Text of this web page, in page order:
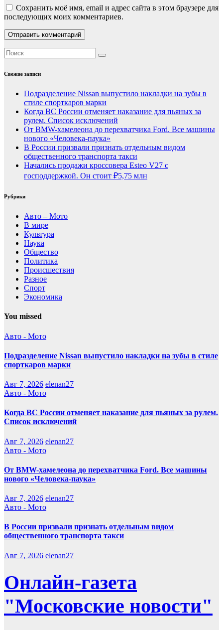
Сохранить моё имя, email и адрес сайта в этом браузере для
последующих моих комментариев.
Свежие записи
Подразделение Nissan выпустило накладки на зубы в
стиле спорткаров марки
Когда ВС России отменяет наказание для пьяных за
рулем. Список исключений
От BMW-хамелеона до перехватчика Ford. Все машины
нового «Человека-паука»
В России призвали признать отдельным видом
общественного транспорта такси
Начались продажи кроссовера Esteo V27 с
господдержкой. Он стоит ₽5,75 млн
Рубрики
Авто – Мото
В мире
Культура
Наука
Общество
Политика
Происшествия
Разное
Спорт
Экономика
You missed
Авто - Мото
Подразделение Nissan выпустило накладки на зубы в стиле
спорткаров марки
Авг 7, 2026 elenan27
Авто - Мото
Когда ВС России отменяет наказание для пьяных за рулем.
Список исключений
Авг 7, 2026 elenan27
Авто - Мото
От BMW-хамелеона до перехватчика Ford. Все машины
нового «Человека-паука»
Авг 7, 2026 elenan27
Авто - Мото
В России призвали признать отдельным видом
общественного транспорта такси
Авг 7, 2026 elenan27
Онлайн-газета
"Московские новости"